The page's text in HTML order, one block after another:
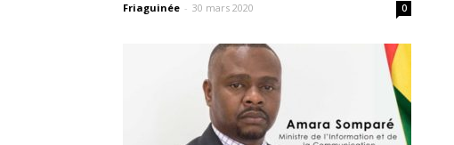
Friaguinée - 30 mars 2020 0